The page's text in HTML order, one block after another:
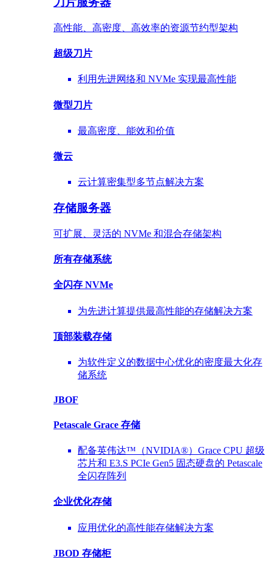
高性能、高密度、高效率的资源节约型架构
超级刀片
利用先进网络和 NVMe 实现最高性能
微型刀片
最高密度、能效和价值
微云
云计算密集型多节点解决方案
存储服务器
可扩展、灵活的 NVMe 和混合存储架构
所有存储系统
全闪存 NVMe
为先进计算提供最高性能的存储解决方案
顶部装载存储
为软件定义的数据中心优化的密度最大化存
储系统
JBOF
Petascale Grace 存储
配备英伟达™（NVIDIA®）Grace CPU 超级
芯片和 E3.S PCIe Gen5 固态硬盘的 Petascale
全闪存阵列
企业优化存储
应用优化的高性能存储解决方案
JBOD 存储柜